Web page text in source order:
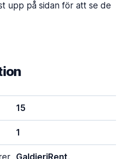
upp på sidan för att se de
15
1
GaldieriRent,